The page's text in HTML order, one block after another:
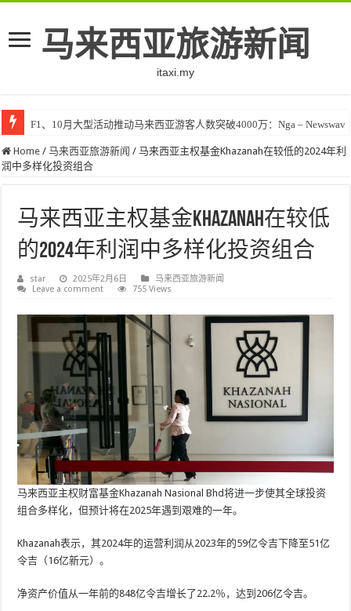
马来西亚旅游新闻
itaxi.my
F1、10月大型活动推动马来西亚游客人数突破4000万：Nga – Newswav
Home / 马来西亚旅游新闻 / 马来西亚主权基金Khazanah在较低的2024年利
润中多样化投资组合
马来西亚主权基金Khazanah在较低
的2024年利润中多样化投资组合
star 2025年2月6日
马来西亚旅游新闻
Leave a comment
755 Views
马来西亚主权财富基金Khazanah Nasional Bhd将进一步使其全球投资
组合多样化，但预计将在2025年遇到艰难的一年。
Khazanah表示，其2024年的运营利润从2023年的59亿令吉下降至51亿
令吉（16亿新元）。
净资产价值从一年前的848亿令吉增长了22.2％，达到206亿令吉。